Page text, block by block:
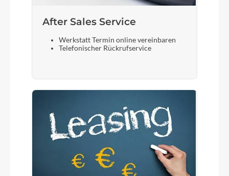
After Sales Service
Werkstatt Termin online vereinbaren
Telefonischer Rückrufservice